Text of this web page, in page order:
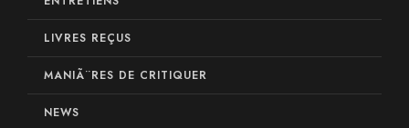
LIVRES REÇUS
MANIÃ¨RES DE CRITIQUER
NEWS